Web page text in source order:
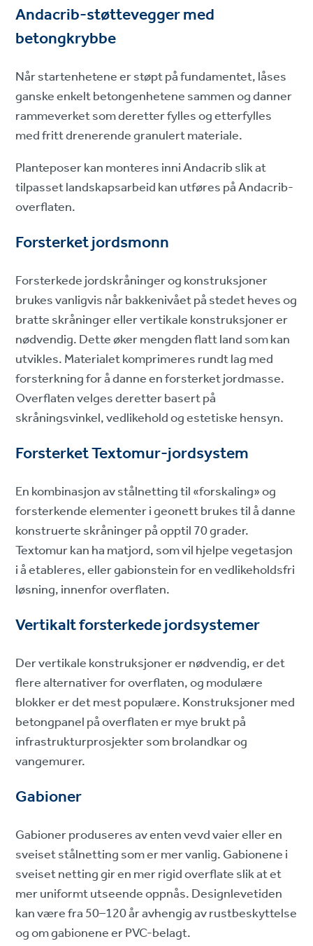
Andacrib-støttevegger med
betongkrybbe
Når startenhetene er støpt på fundamentet, låses
ganske enkelt betongenhetene sammen og danner
rammeverket som deretter fylles og etterfylles
med fritt drenerende granulert materiale.
Planteposer kan monteres inni Andacrib slik at
tilpasset landskapsarbeid kan utføres på Andacrib-
overflaten.
Forsterket jordsmonn
Forsterkede jordskråninger og konstruksjoner
brukes vanligvis når bakkenivået på stedet heves og
bratte skråninger eller vertikale konstruksjoner er
nødvendig. Dette øker mengden flatt land som kan
utvikles. Materialet komprimeres rundt lag med
forsterkning for å danne en forsterket jordmasse.
Overflaten velges deretter basert på
skråningsvinkel, vedlikehold og estetiske hensyn.
Forsterket Textomur-jordsystem
En kombinasjon av stålnetting til «forskaling» og
forsterkende elementer i geonett brukes til å danne
konstruerte skråninger på opptil 70 grader.
Textomur kan ha matjord, som vil hjelpe vegetasjon
i å etableres, eller gabionstein for en vedlikeholdsfri
løsning, innenfor overflaten.
Vertikalt forsterkede jordsystemer
Der vertikale konstruksjoner er nødvendig, er det
flere alternativer for overflaten, og modulære
blokker er det mest populære. Konstruksjoner med
betongpanel på overflaten er mye brukt på
infrastrukturprosjekter som brolandkar og
vangemurer.
Gabioner
Gabioner produseres av enten vevd vaier eller en
sveiset stålnetting som er mer vanlig. Gabionene i
sveiset netting gir en mer rigid overflate slik at et
mer uniformt utseende oppnås. Designlevetiden
kan være fra 50–120 år avhengig av rustbeskyttelse
og om gabionene er PVC-belagt.